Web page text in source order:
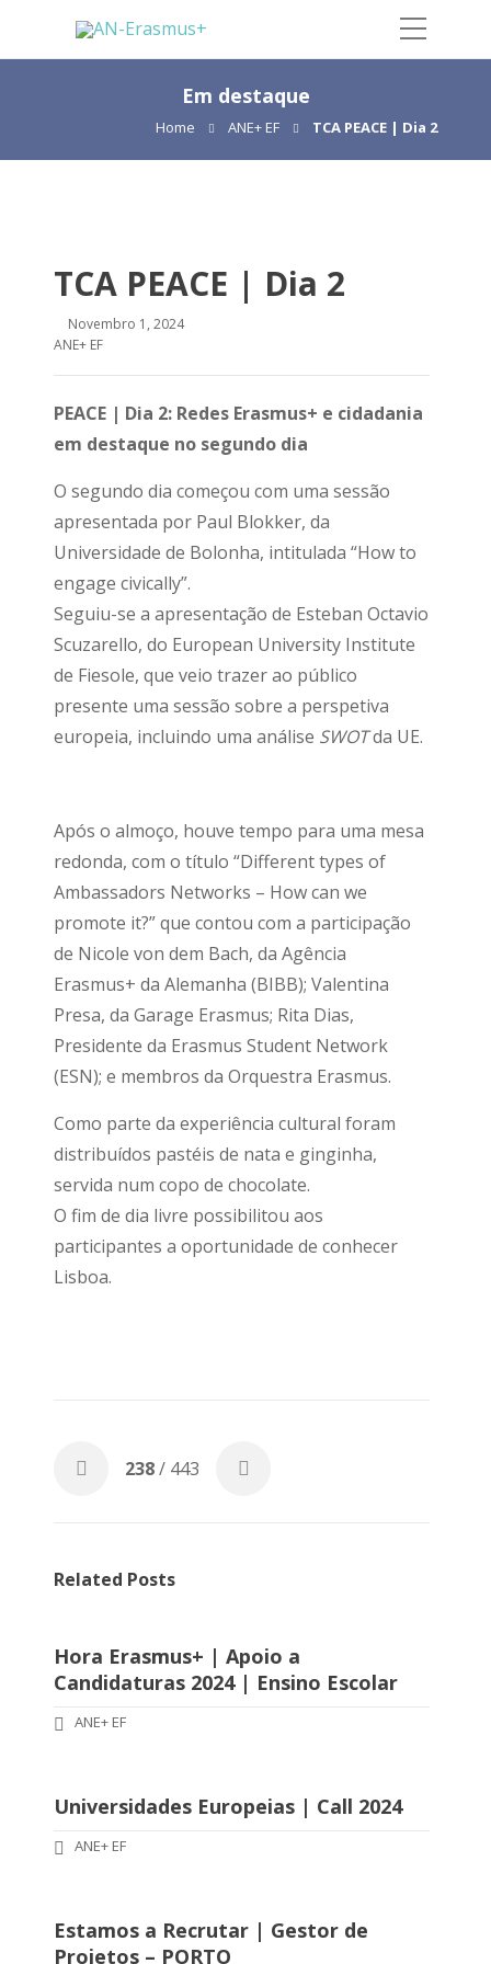
Em destaque
Home ANE+ EF TCA PEACE | Dia 2
TCA PEACE | Dia 2
Novembro 1, 2024
ANE+ EF
PEACE | Dia 2: Redes Erasmus+ e cidadania
em destaque no segundo dia
O segundo dia começou com uma sessão
apresentada por Paul Blokker, da
Universidade de Bolonha, intitulada “How to
engage civically”.
Seguiu-se a apresentação de Esteban Octavio
Scuzarello, do European University Institute
de Fiesole, que veio trazer ao público
presente uma sessão sobre a perspetiva
europeia, incluindo uma análise SWOTda UE.
Após o almoço, houve tempo para uma mesa
redonda, com o título “Different types of
Ambassadors Networks – How can we
promote it?” que contou com a participação
de Nicole von dem Bach, da Agência
Erasmus+ da Alemanha (BIBB); Valentina
Presa, da Garage Erasmus; Rita Dias,
Presidente da Erasmus Student Network
(ESN); e membros da Orquestra Erasmus.
Como parte da experiência cultural foram
distribuídos pastéis de nata e ginginha,
servida num copo de chocolate.
O fim de dia livre possibilitou aos
participantes a oportunidade de conhecer
Lisboa.
238/ 443
Related Posts
Hora Erasmus+ | Apoio a
Candidaturas 2024 | Ensino Escolar
ANE+ EF
Universidades Europeias | Call 2024
ANE+ EF
Estamos a Recrutar | Gestor de
Projetos – PORTO